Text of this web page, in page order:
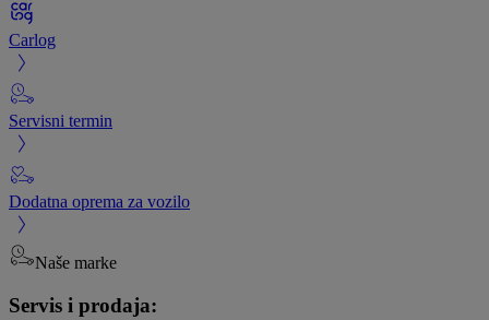
Carlog
Servisni termin
Dodatna oprema za vozilo
Naše marke
Servis i prodaja: